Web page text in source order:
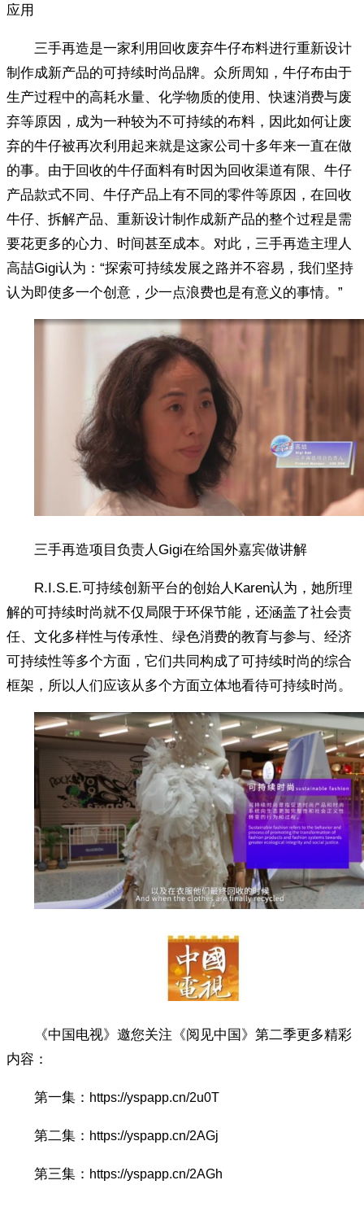
应用
三手再造是一家利用回收废弃牛仔布料进行重新设计
制作成新产品的可持续时尚品牌。众所周知，牛仔布由于
生产过程中的高耗水量、化学物质的使用、快速消费与废
弃等原因，成为一种较为不可持续的布料，因此如何让废
弃的牛仔被再次利用起来就是这家公司十多年来一直在做
的事。由于回收的牛仔面料有时因为回收渠道有限、牛仔
产品款式不同、牛仔产品上有不同的零件等原因，在回收
牛仔、拆解产品、重新设计制作成新产品的整个过程是需
要花更多的心力、时间甚至成本。对此，三手再造主理人
高喆Gigi认为：“探索可持续发展之路并不容易，我们坚持
认为即使多一个创意，少一点浪费也是有意义的事情。”
三手再造项目负责人Gigi在给国外嘉宾做讲解
R.I.S.E.可持续创新平台的创始人Karen认为，她所理
解的可持续时尚就不仅局限于环保节能，还涵盖了社会责
任、文化多样性与传承性、绿色消费的教育与参与、经济
可持续性等多个方面，它们共同构成了可持续时尚的综合
框架，所以人们应该从多个方面立体地看待可持续时尚。
《中国电视》邀您关注《阅见中国》第二季更多精彩
内容：
第一集： https://yspapp.cn/2u0T
第二集： https://yspapp.cn/2AGj
第三集： https://yspapp.cn/2AGh